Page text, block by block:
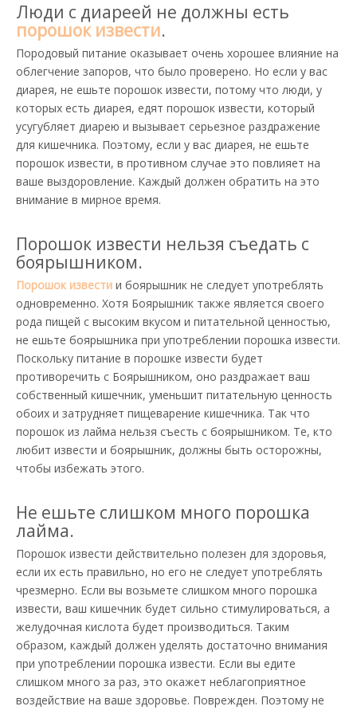
Люди с диареей не должны есть
порошок извести.
Породовый питание оказывает очень хорошее влияние на
облегчение запоров, что было проверено. Но если у вас
диарея, не ешьте порошок извести, потому что люди, у
которых есть диарея, едят порошок извести, который
усугубляет диарею и вызывает серьезное раздражение
для кишечника. Поэтому, если у вас диарея, не ешьте
порошок извести, в противном случае это повлияет на
ваше выздоровление. Каждый должен обратить на это
внимание в мирное время.
Порошок извести нельзя съедать с
боярышником.
Порошок извести и боярышник не следует употреблять
одновременно. Хотя Боярышник также является своего
рода пищей с высоким вкусом и питательной ценностью,
не ешьте боярышника при употреблении порошка извести.
Поскольку питание в порошке извести будет
противоречить с Боярышником, оно раздражает ваш
собственный кишечник, уменьшит питательную ценность
обоих и затрудняет пищеварение кишечника. Так что
порошок из лайма нельзя съесть с боярышником. Те, кто
любит извести и боярышник, должны быть осторожны,
чтобы избежать этого.
Не ешьте слишком много порошка
лайма.
Порошок извести действительно полезен для здоровья,
если их есть правильно, но его не следует употреблять
чрезмерно. Если вы возьмете слишком много порошка
извести, ваш кишечник будет сильно стимулироваться, а
желудочная кислота будет производиться. Таким
образом, каждый должен уделять достаточно внимания
при употреблении порошка извести. Если вы едите
слишком много за раз, это окажет неблагоприятное
воздействие на ваше здоровье. Поврежден. Поэтому не